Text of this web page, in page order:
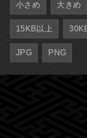
小さめ 大きめ
15KB以上
JPG PNG